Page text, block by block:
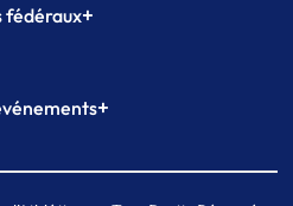
fédéraux+
Formation
+
Paris indoor